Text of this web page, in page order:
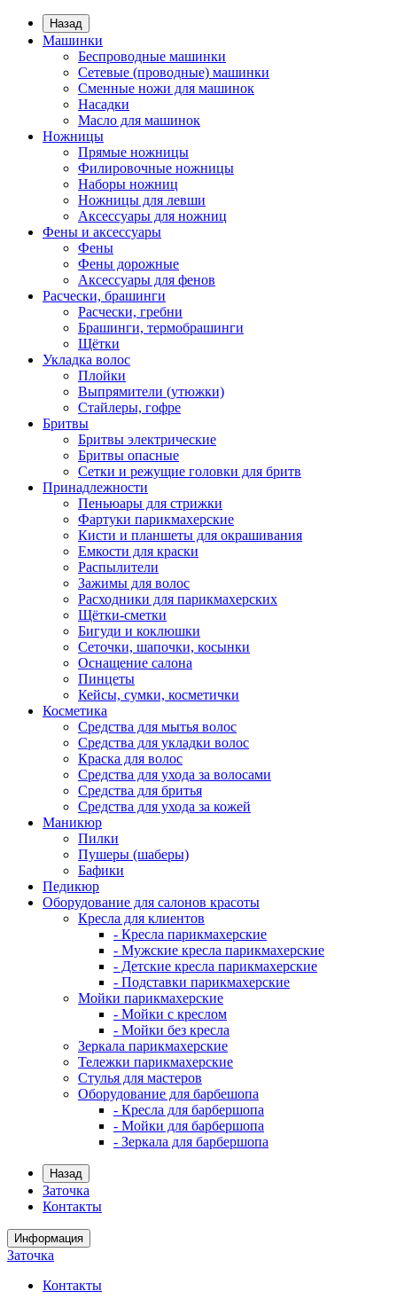
Назад
Машинки
Беспроводные машинки
Сетевые (проводные) машинки
Сменные ножи для машинок
Насадки
Масло для машинок
Ножницы
Прямые ножницы
Филировочные ножницы
Наборы ножниц
Ножницы для левши
Аксессуары для ножниц
Фены и аксессуары
Фены
Фены дорожные
Аксессуары для фенов
Расчески, брашинги
Расчески, гребни
Брашинги, термобрашинги
Щётки
Укладка волос
Плойки
Выпрямители (утюжки)
Стайлеры, гофре
Бритвы
Бритвы электрические
Бритвы опасные
Сетки и режущие головки для бритв
Принадлежности
Пеньюары для стрижки
Фартуки парикмахерские
Кисти и планшеты для окрашивания
Емкости для краски
Распылители
Зажимы для волос
Расходники для парикмахерских
Щётки-сметки
Бигуди и коклюшки
Сеточки, шапочки, косынки
Оснащение салона
Пинцеты
Кейсы, сумки, косметички
Косметика
Средства для мытья волос
Средства для укладки волос
Краска для волос
Средства для ухода за волосами
Средства для бритья
Средства для ухода за кожей
Маникюр
Пилки
Пушеры (шаберы)
Бафики
Педикюр
Оборудование для салонов красоты
Кресла для клиентов
- Кресла парикмахерские
- Мужские кресла парикмахерские
- Детские кресла парикмахерские
- Подставки парикмахерские
Мойки парикмахерские
- Мойки с креслом
- Мойки без кресла
Зеркала парикмахерские
Тележки парикмахерские
Стулья для мастеров
Оборудование для барбешопа
- Кресла для барбершопа
- Мойки для барбершопа
- Зеркала для барбершопа
Назад
Заточка
Контакты
Информация
Заточка
Контакты